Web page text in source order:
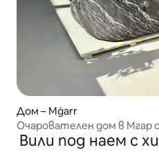
Дом – Mġarr
Очарователен дом в Мгар
Вили под наем с